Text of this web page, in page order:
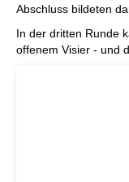
Abschluss bildeten
In der dritten Runde
offenem Visier - und